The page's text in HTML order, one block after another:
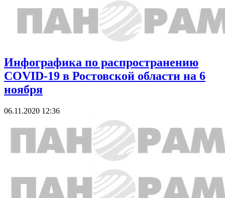
Инфографика по распространению
COVID-19 в Ростовской области на 6
ноября
06.11.2020 12:36